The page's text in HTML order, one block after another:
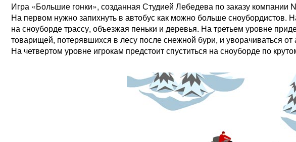
Игра «Большие гонки», созданная Студией Лебедева по заказу компании
На первом нужно запихнуть в автобус как можно больше сноубордистов.
на сноуборде трассу, объезжая пеньки и деревья. На третьем уровне
товарищей, потерявшихся в лесу после снежной бури, и уворачиваться от
На четвертом уровне игрокам предстоит спуститься на сноуборде по